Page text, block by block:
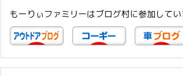
もーりぃファミリーはブログ村に参加して